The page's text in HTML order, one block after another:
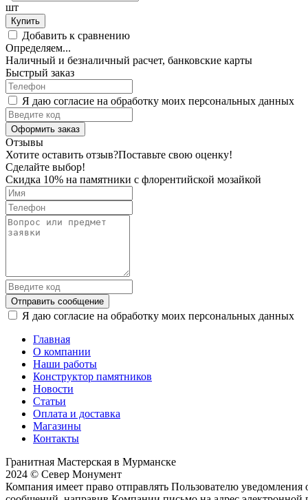
шт
Купить
Добавить к сравнению
Определяем...
Наличный и безналичный расчет, банковские карты
Быстрый заказ
Я даю согласие на обработку моих персональных данных
Оформить заказ
Отзывы
Хотите оставить отзыв?Поставьте свою оценку!
Сделайте выбор!
Скидка 10% на памятники с флорентийской мозайкой
Отправить сообщение
Я даю согласие на обработку моих персональных данных
Главная
О компании
Наши работы
Конструктор памятников
Новости
Статьи
Оплата и доставка
Магазины
Контакты
Гранитная Мастерская в Мурманске
2024 © Север Монумент
Компания имеет право отправлять Пользователю